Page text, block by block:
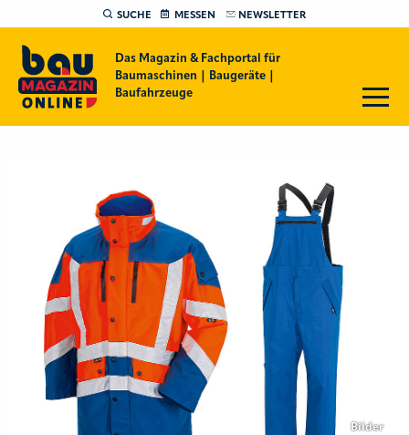
SUCHE MESSEN NEWSLETTER
Das Magazin & Fachportal für
Baumaschinen | Baugeräte |
Baufahrzeuge
Bilder